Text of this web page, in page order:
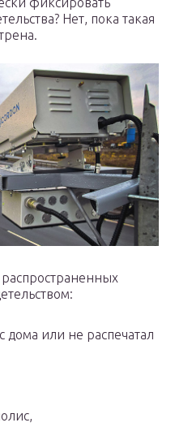
Нет, пока такая
распространенных
дома или не распечатал